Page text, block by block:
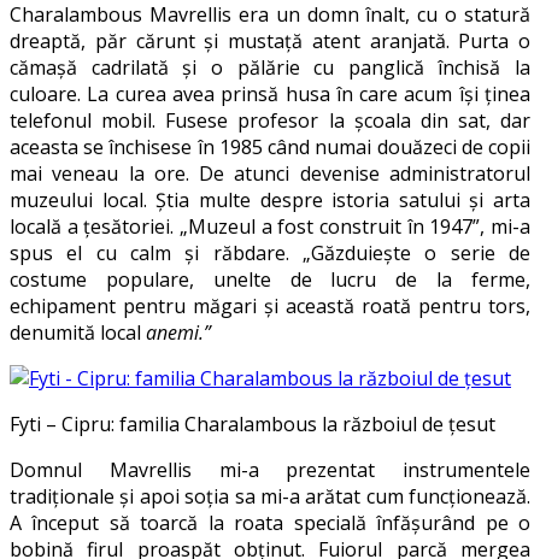
Charalambous Mavrellis era un domn înalt, cu o statură
dreaptă, păr cărunt şi mustaţă atent aranjată. Purta o
cămaşă cadrilată şi o pălărie cu panglică închisă la
culoare. La curea avea prinsă husa în care acum îşi ţinea
telefonul mobil. Fusese profesor la şcoala din sat, dar
aceasta se închisese în 1985 când numai douăzeci de copii
mai veneau la ore. De atunci devenise administratorul
muzeului local. Ştia multe despre istoria satului şi arta
locală a ţesătoriei. „Muzeul a fost construit în 1947”, mi-a
spus el cu calm şi răbdare. „Găzduieşte o serie de
costume populare, unelte de lucru de la ferme,
echipament pentru măgari şi această roată pentru tors,
denumită local anemi.”
Fyti – Cipru: familia Charalambous la războiul de ţesut
Domnul Mavrellis mi-a prezentat instrumentele
tradiţionale şi apoi soţia sa mi-a arătat cum funcţionează.
A început să toarcă la roata specială înfăşurând pe o
bobină firul proaspăt obţinut. Fuiorul parcă mergea